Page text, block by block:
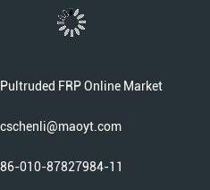
Pultruded FRP Online Market
cschenli@maoyt.com
86-010-87827984-11